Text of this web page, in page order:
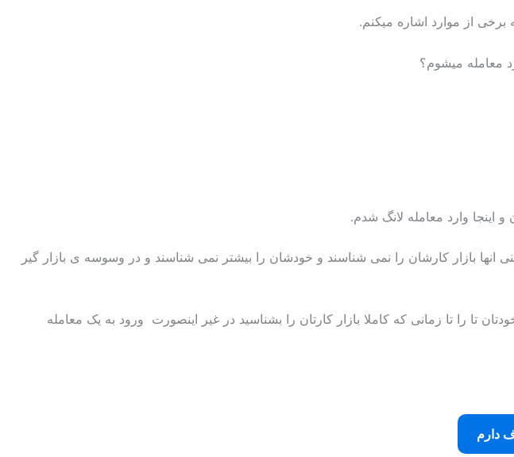
برخی از موارد اشاره میکنم.
معامله میشوم؟
اینجا وارد معامله لانگ شدم.
بازار کارشان را نمی شناسند و خودشان را بیشتر نمی شناسند و در وسوسه ی بازار گیر
تا را تا زمانی که کاملا بازار کارتان را بشناسید در غیر اینصورت ورود به یک معامله
دارم